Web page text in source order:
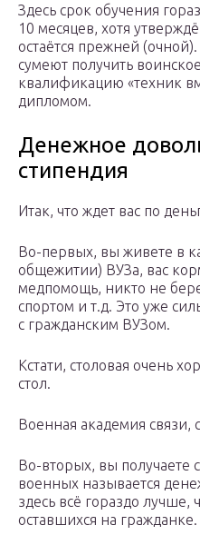
Здесь срок обучения
10 месяцев, хотя
остаётся прежней
сумеют получить
квалификацию «техник
дипломом.
Денежное
стипендия
Итак, что ждет вас по
Во-первых, вы живете в
общежитии) ВУЗа, вас
медпомощь, никто не
спортом и т.д. Это уже
с гражданским ВУЗом.
Кстати, столовая очень
стол.
Военная академия связи,
Во-вторых, вы получаете
военных называется
здесь всё гораздо лучше,
оставшихся на гражданке.